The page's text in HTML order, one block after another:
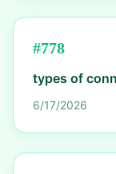
#778
types of
6/17/2026